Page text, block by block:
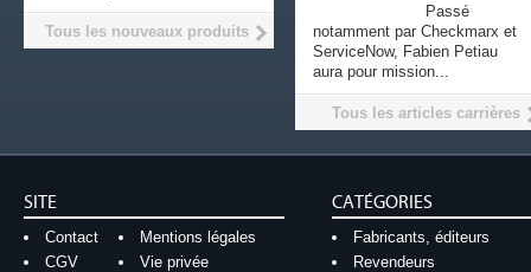
Passé
notamment par Checkmarx et
ServiceNow, Fabien Petiau
aura pour mission...
Tous les articles carrières
Tous les nouveaux produits
SITE
Contact
Mentions légales
CGV
Vie privée
CATÉGORIES
Fabricants, éditeurs
Revendeurs